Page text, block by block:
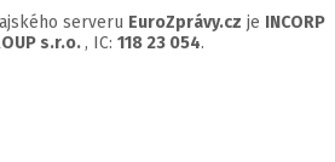
serveru EuroZprávy.cz je INCORP
s.r.o. , IC: 118 23 054.